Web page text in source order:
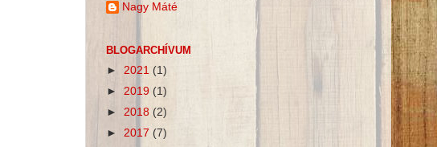
Nagy Máté
BLOGARCHÍVUM
► 2021 (1)
► 2019 (1)
► 2018 (2)
► 2017 (7)